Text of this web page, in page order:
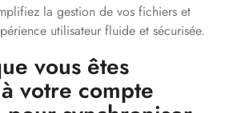
la gestion de vos fichiers et
utilisateur fluide et sécurisée.
vous êtes
votre compte